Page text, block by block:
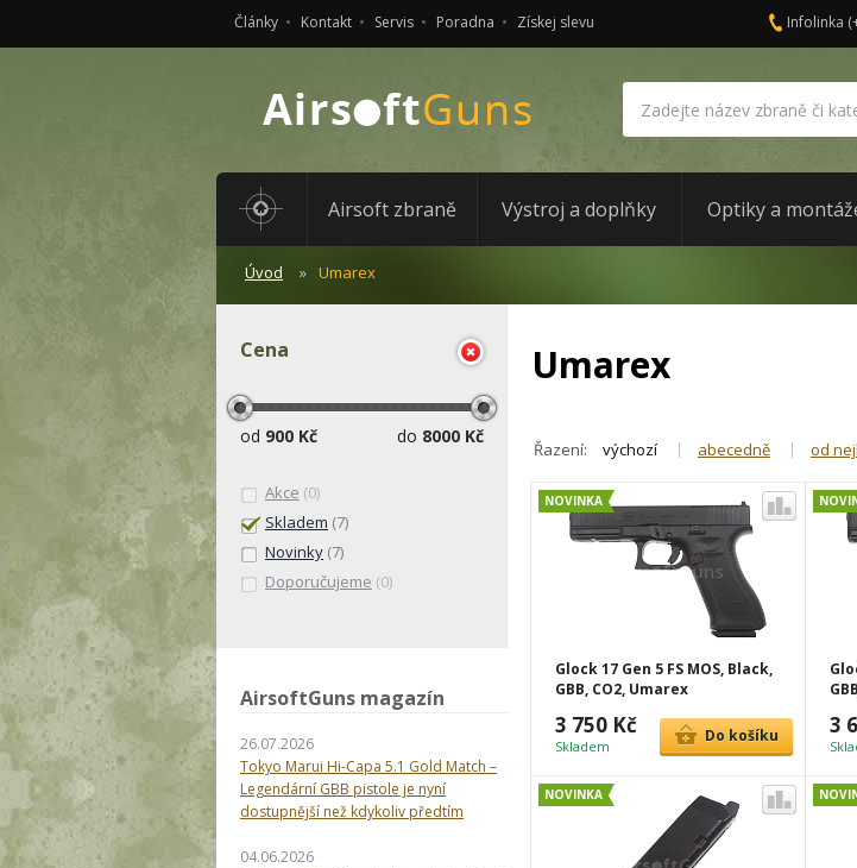
Články Kontakt Servis Poradna Získej slevu Infolinka
Airsoft zbraně Výstroj a doplňky Optiky a
Úvod Umarex
Umarex
Řazení: výchozí abecedně od
Glock 17 Gen 5 FS MOS, Black,
GBB, CO2, Umarex
3 750 Kč
Skladem
NOVINKA
Do košíku 3
NOVINKA
Cena
od 900 Kč do 8000 Kč
Akce (0)
Skladem (7)
Novinky (7)
Doporučujeme (0)
AirsoftGuns magazín
26.07.2026
Tokyo Marui Hi-Capa 5.1 Gold Match –
Legendární GBB pistole je nyní
dostupnější než kdykoliv předtím
04.06.2026